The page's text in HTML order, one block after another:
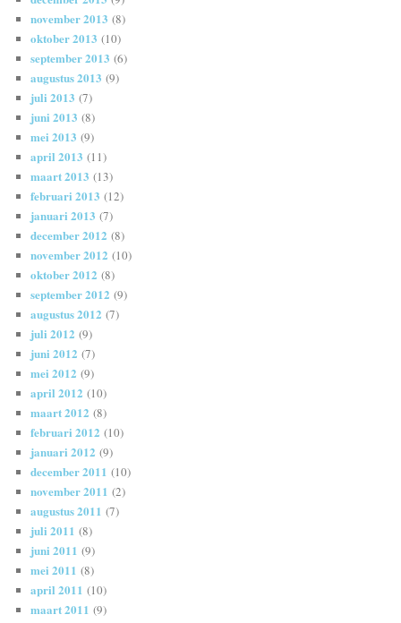
november 2013 (8)
oktober 2013 (10)
september 2013 (6)
augustus 2013 (9)
juli 2013 (7)
juni 2013 (8)
mei 2013 (9)
april 2013 (11)
maart 2013 (13)
februari 2013 (12)
januari 2013 (7)
december 2012 (8)
november 2012 (10)
oktober 2012 (8)
september 2012 (9)
augustus 2012 (7)
juli 2012 (9)
juni 2012 (7)
mei 2012 (9)
april 2012 (10)
maart 2012 (8)
februari 2012 (10)
januari 2012 (9)
december 2011 (10)
november 2011 (2)
augustus 2011 (7)
juli 2011 (8)
juni 2011 (9)
mei 2011 (8)
april 2011 (10)
maart 2011 (9)